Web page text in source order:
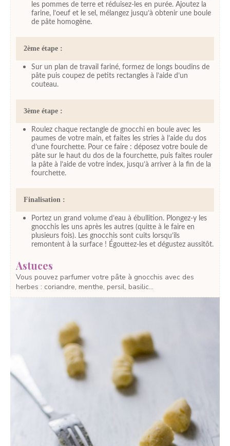
les pommes de terre et réduisez-les en purée. Ajoutez la
farine, l’oeuf et le sel, mélangez jusqu’à obtenir une boule
de pâte homogène.
2ème étape :
Sur un plan de travail fariné, formez de longs boudins de
pâte puis coupez de petits rectangles à l’aide d’un
couteau.
3ème étape :
Roulez chaque rectangle de gnocchi en boule avec les
paumes de votre main, et faites les stries à l’aide du dos
d’une fourchette. Pour ce faire : déposez votre boule de
pâte sur le haut du dos de la fourchette, puis faites rouler
la pâte à l’aide de votre index, jusqu’à arriver à la fin de la
fourchette.
Finalisation :
Portez un grand volume d’eau à ébullition. Plongez-y les
gnocchis les uns après les autres (quitte à le faire en
plusieurs fois). Les gnocchis sont cuits lorsqu’ils
remontent à la surface ! Égouttez-les et dégustez aussitôt.
Astuces
Vous pouvez parfumer votre pâte à gnocchis avec des
herbes : coriandre, menthe, persil, basilic…